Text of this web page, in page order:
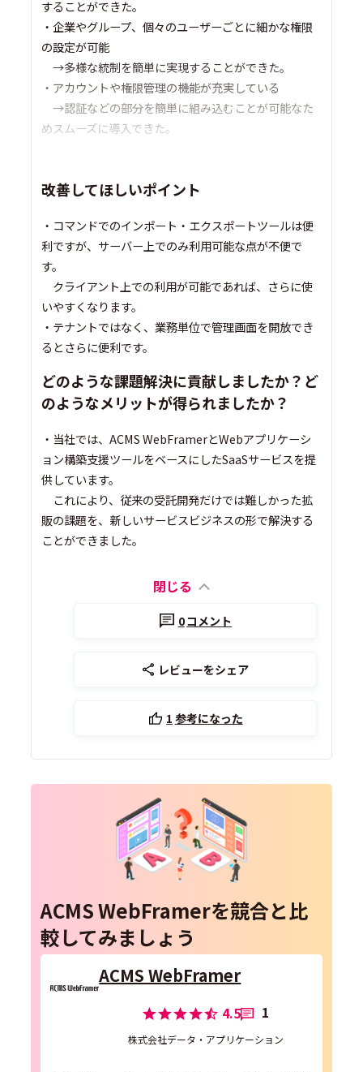
することができた。
・企業やグループ、個々のユーザーごとに細かな権限
の設定が可能
→多様な統制を簡単に実現することができた。
・アカウントや権限管理の機能が充実している
→認証などの部分を簡単に組み込むことが可能なた
めスムーズに導入できた。
改善してほしいポイント
・コマンドでのインポート・エクスポートツールは便
利ですが、サーバー上でのみ利用可能な点が不便で
す。
クライアント上での利用が可能であれば、さらに使
いやすくなります。
・テナントではなく、業務単位で管理画面を開放でき
るとさらに便利です。
どのような課題解決に貢献しましたか？ど
のようなメリットが得られましたか？
・当社では、ACMS WebFramerとWebアプリケーシ
ョン構築支援ツールをベースにしたSaaSサービスを提
供しています。
これにより、従来の受託開発だけでは難しかった拡
販の課題を、新しいサービスビジネスの形で解決する
ことができました。
閉じる
0コメント
レビューをシェア
1 参考になった
ACMS WebFramerを競合と比
較してみましょう
ACMS WebFramer
4.5 1
株式会社データ・アプリケーション